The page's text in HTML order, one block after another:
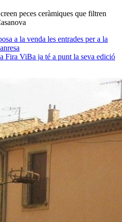
peces ceràmiques que filtren
a la venda les entrades per a la
Fira ViBa ja té a punt la seva edició